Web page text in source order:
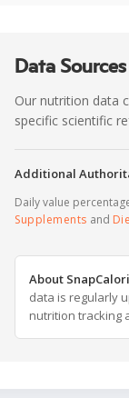
Data
Our nutrition data
specific scientific
Additional
Daily value
Supplements and
About
data is regularly
nutrition tracking